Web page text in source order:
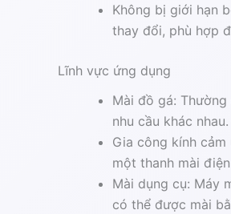
Không bị giới hạn
thay đổi, phù hợp
Lĩnh vực ứng dụng
Mài đồ gá:
nhu cầu khác
Gia công kính
một thanh mài
Mài dụng cụ: Máy
có thể được mài